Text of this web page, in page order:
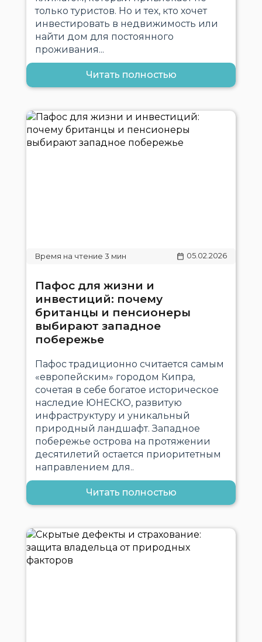
только туристов. Но и тех, кто хочет
инвестировать в недвижимость или
найти дом для постоянного
проживания...
Читать полностью
05.02.2026
Пафос для жизни и
инвестиций: почему
британцы и пенсионеры
выбирают западное
побережье
Пафос традиционно считается самым
«европейским» городом Кипра,
сочетая в себе богатое историческое
наследие ЮНЕСКО, развитую
инфраструктуру и уникальный
природный ландшафт. Западное
побережье острова на протяжении
десятилетий остается приоритетным
направлением для..
Читать полностью